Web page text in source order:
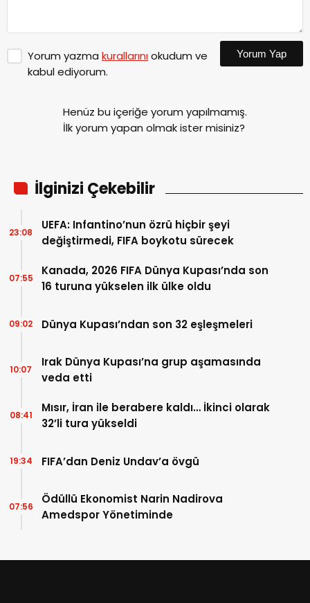
Yorum yazma kurallarınıokudum ve
kabul ediyorum.
Yorum Yap
Henüz bu içeriğe yorum yapılmamış.
İlk yorum yapan olmak ister misiniz?
İlginizi Çekebilir
UEFA: Infantino’nun özrü hiçbir şeyi
değiştirmedi, FIFA boykotu sürecek
23:08
Kanada, 2026 FIFA Dünya Kupası’nda son
16 turuna yükselen ilk ülke oldu
07:55
Dünya Kupası’ndan son 32 eşleşmeleri
09:02
Irak Dünya Kupası’na grup aşamasında
veda etti
10:07
Mısır, İran ile berabere kaldı… İkinci olarak
32’li tura yükseldi
08:41
FIFA’dan Deniz Undav’a övgü
19:34
Ödüllü Ekonomist Narin Nadirova
Amedspor Yönetiminde
07:56